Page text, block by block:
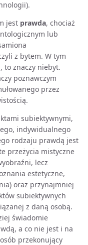
jest prawda, chociaż
lub
z bytem. W tym
to znaczy niebyt.
poznawczym
przez
subiektywnymi,
indywidualnego
rodzaju prawdą jest
przeżycia mistyczne
lecz
estetyczne,
oraz przynajmniej
subiektywnych
z daną osobą.
świadomie
a co nie jest i na
przekonujący